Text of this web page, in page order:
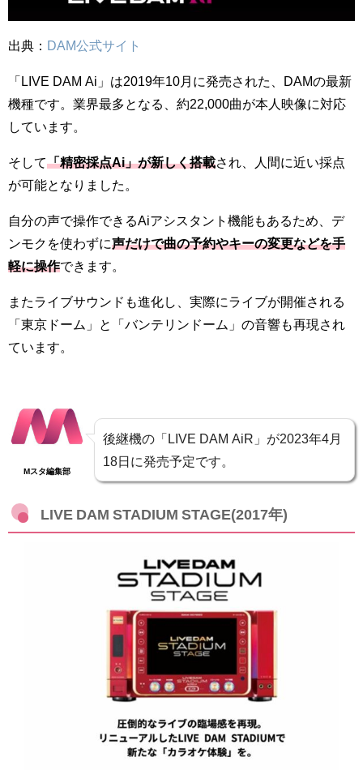
出典： DAM公式サイト
「LIVE DAM Ai」は2019年10月に発売された、DAMの最新
機種です。業界最多となる、約22,000曲が本人映像に対応
しています。
そして「精密採点Ai」が新しく搭載され、人間に近い採点
が可能となりました。
自分の声で操作できるAiアシスタント機能もあるため、デ
ンモクを使わずに声だけで曲の予約やキーの変更などを手
軽に操作できます。
またライブサウンドも進化し、実際にライブが開催される
「東京ドーム」と「バンテリンドーム」の音響も再現され
ています。
Mスタ編集部
後継機の「LIVE DAM AiR」が2023年4月
18日に発売予定です。
LIVE DAM STADIUM STAGE(2017年)